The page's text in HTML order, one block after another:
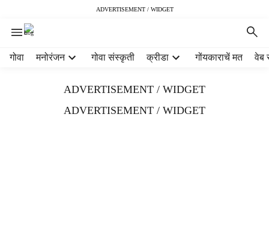
ADVERTISEMENT / WIDGET
गोवा मनोरंजन गोवा संस्कृती क्रीडा गोंयकाराचें मत वेब
ADVERTISEMENT / WIDGET
ADVERTISEMENT / WIDGET